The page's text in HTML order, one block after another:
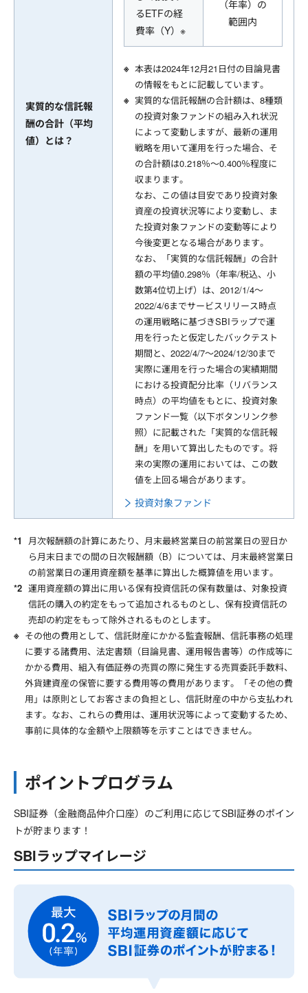
実質的な信託報
酬の合計（平均
値）とは？
るETFの経
費率（Y）※
（年率）の
範囲内
本表は2024年12月21日付の目論見書
の情報をもとに記載しています。
実質的な信託報酬の合計額は、8種類
の投資対象ファンドの組み入れ状況
によって変動しますが、最新の運用
戦略を用いて運用を行った場合、そ
の合計額は0.218％～0.400％程度に
収まります。
なお、この値は目安であり投資対象
資産の投資状況等により変動し、ま
た投資対象ファンドの変動等により
今後変更となる場合があります。
なお、「実質的な信託報酬」の合計
額の平均値0.298％（年率/税込、小
数第4位切上げ）は、2012/1/4～
2022/4/6までサービスリリース時点
の運用戦略に基づきSBIラップで運
用を行ったと仮定したバックテスト
期間と、2022/4/7～2024/12/30まで
実際に運用を行った場合の実績期間
における投資配分比率（リバランス
時点）の平均値をもとに、投資対象
ファンド一覧（以下ボタンリンク参
照）に記載された「実質的な信託報
酬」を用いて算出したものです。将
来の実際の運用においては、この数
値を上回る場合があります。
投資対象ファンド
月次報酬額の計算にあたり、月末最終営業日の前営業日の翌日か
ら月末日までの間の日次報酬額（B）については、月末最終営業日
の前営業日の運用資産額を基準に算出した概算値を用います。
運用資産額の算出に用いる保有投資信託の保有数量は、対象投資
信託の購入の約定をもって追加されるものとし、保有投資信託の
売却の約定をもって除外されるものとします。
その他の費用として、信託財産にかかる監査報酬、信託事務の処理
に要する諸費用、法定書類（目論見書、運用報告書等）の作成等に
かかる費用、組入有価証券の売買の際に発生する売買委託手数料、
外貨建資産の保管に要する費用等の費用があります。「その他の費
用」は原則としてお客さまの負担とし、信託財産の中から支払われ
ます。なお、これらの費用は、運用状況等によって変動するため、
事前に具体的な金額や上限額等を示すことはできません。
ポイントプログラム
SBI証券（金融商品仲介口座）のご利用に応じてSBI証券のポイン
トが貯まります！
SBIラップマイレージ